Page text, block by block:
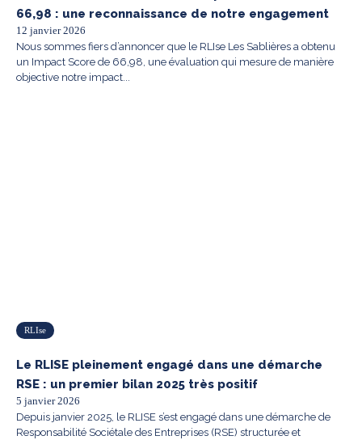
66,98 : une reconnaissance de notre engagement
12 janvier 2026
Nous sommes fiers d’annoncer que le RLIse Les Sablières a obtenu
un Impact Score de 66,98, une évaluation qui mesure de manière
objective notre impact...
RLIse
Le RLISE pleinement engagé dans une démarche
RSE : un premier bilan 2025 très positif
5 janvier 2026
Depuis janvier 2025, le RLISE s’est engagé dans une démarche de
Responsabilité Sociétale des Entreprises (RSE) structurée et